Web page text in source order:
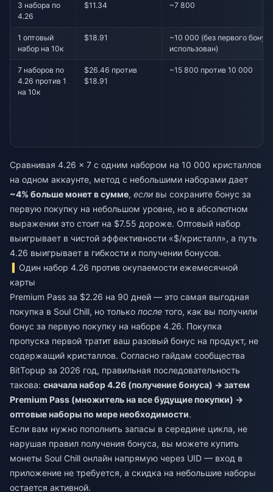
3 набора по
4.26
$11.34 ~7 800
1 оптовый
набор на 10к
$18.91
~10 000 (без первого
использован)
7 наборов по
4.26 против 1
на 10к
$26.46 против
$18.91
~15 800 против 10 000
Сравнивая 4.26 × 7 с одним набором на 10 000 кристаллов
на одном аккаунте, метод с небольшими наборами дает
~4% больше монет в сумме, если вы сохраните бонус за
первую покупку на небольшом уровне, но в абсолютном
выражении это стоит на $7.55 дороже. Оптовый набор
выигрывает в чистой эффективности «$/кристалл», а путь
4.26 выигрывает в гибкости и получении бонусов.
Один набор 4.26 против окупаемости ежемесячной
карты
Premium Pass за $2.26 на 90 дней — это самая выгодная
покупка в Soul Chill, но только после того, как вы получили
бонус за первую покупку на наборе 4.26. Покупка
пропуска первой тратит ваш разовый бонус на продукт, не
содержащий кристаллов. Согласно гайдам сообщества
BitTopup за 2026 год, правильная последовательность
такова: сначала набор 4.26 (получение бонуса) → затем
Premium Pass (множитель на все будущие покупки) →
оптовые наборы по мере необходимости.
Если вам нужно пополнить запасы в середине цикла, не
нарушая правил получения бонуса, вы можете купить
монеты Soul Chill онлайн напрямую через UID — вход в
приложение не требуется, а скидка на небольшие наборы
остается активной.